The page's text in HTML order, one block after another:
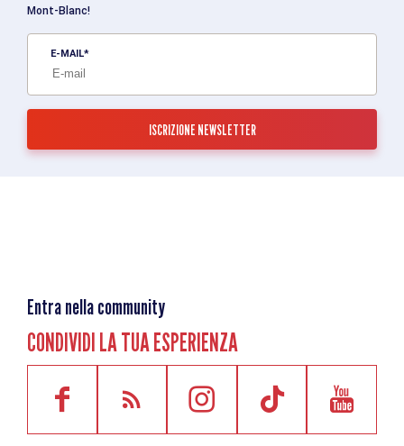
Mont-Blanc!
E-MAIL
Entra nella community
CONDIVIDI LA TUA ESPERIENZA